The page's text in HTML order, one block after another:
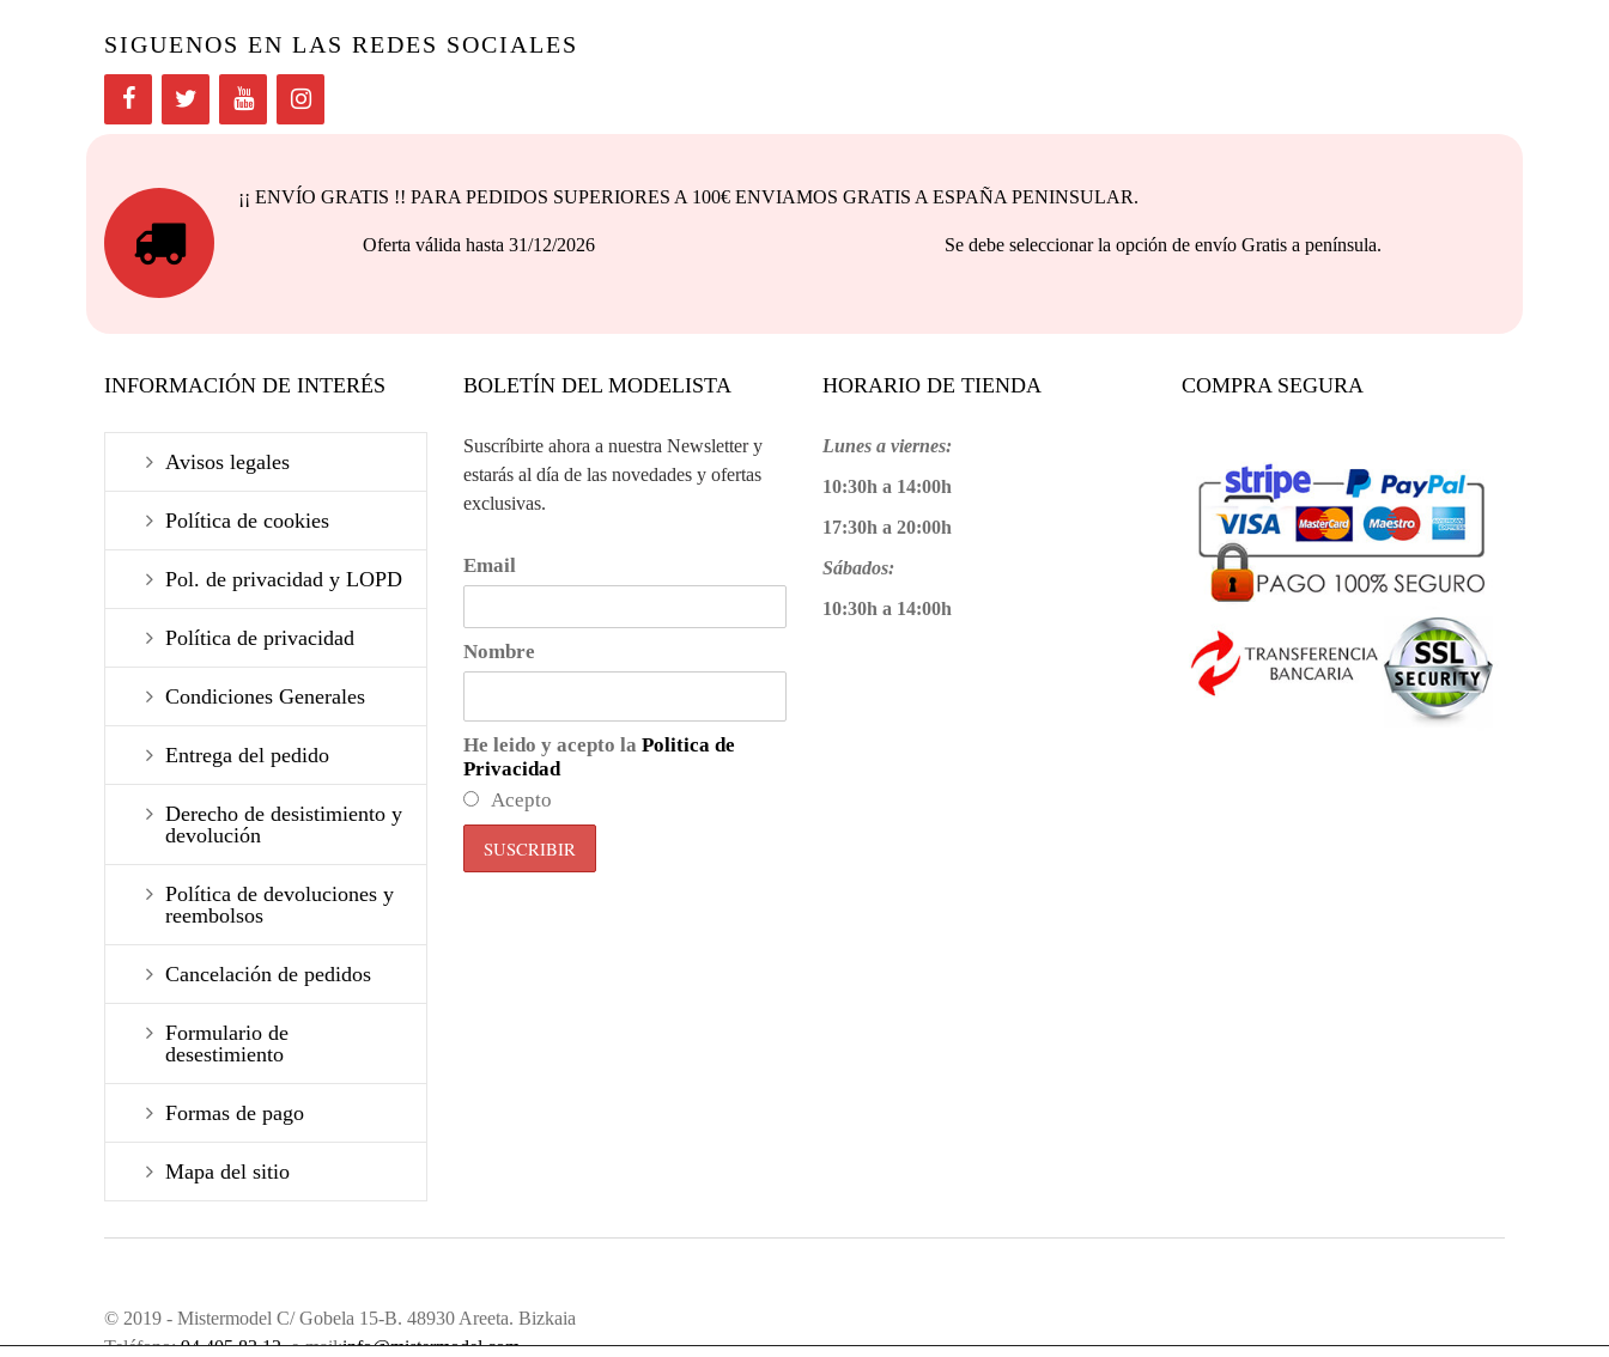
SIGUENOS EN LAS REDES SOCIALES
¡¡ ENVÍO GRATIS !! PARA PEDIDOS SUPERIORES A 100€ ENVIAMOS GRATIS A ESPAÑA PENINSULAR.
Oferta válida hasta 31/12/2026 Se debe seleccionar la opción de envío Gratis a península.
INFORMACIÓN DE INTERÉS
Avisos legales
Política de cookies
Pol. de privacidad y LOPD
Política de privacidad
Condiciones Generales
Entrega del pedido
Derecho de desistimiento y
devolución
Política de devoluciones y
reembolsos
Cancelación de pedidos
Formulario de
desestimiento
Formas de pago
Mapa del sitio
BOLETÍN DEL MODELISTA
Suscríbirte ahora a nuestra Newsletter y
estarás al día de las novedades y ofertas
exclusivas.
Email
Nombre
He leido y acepto la Politica de
Privacidad
Acepto
HORARIO DE TIENDA
Lunes a viernes:
10:30h a 14:00h
17:30h a 20:00h
Sábados:
10:30h a 14:00h
COMPRA SEGURA
© 2019 - Mistermodel C/ Gobela 15-B. 48930 Areeta. Bizkaia
Teléfono:94 405 83 12. e-mail:info@mistermodel.com